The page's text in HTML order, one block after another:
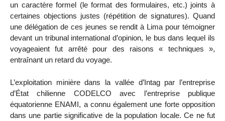
un caractère formel (le format des formulaires, etc.) joints à
certaines objections justes (répétition de signatures). Quand
une délégation de ces jeunes se rendit à Lima pour témoigner
devant un tribunal international d’opinion, le bus dans lequel ils
voyageaient fut arrêté pour des raisons « techniques »,
entraînant un retard du voyage.
L’exploitation minière dans la vallée d’Intag par l’entreprise
d’État chilienne CODELCO avec l’entreprise publique
équatorienne ENAMI, a connu également une forte opposition
dans une partie significative de la population locale. Ce ne fut